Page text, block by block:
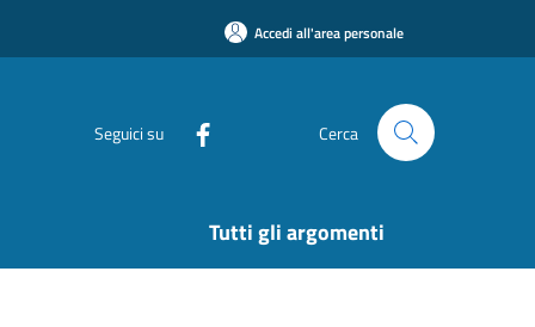
Accedi all'area personale
Seguici su Cerca
Tutti gli argomenti